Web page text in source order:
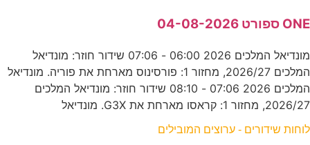
ONE ספורט 04-08-2026
מונדיאל המלכים 2026 06:00 - 07:06 שידור חוזר: מונדיאל
המלכים 2026/27, מחזור 1: פורסינוס מארחת את פוריה. מונדיאל
המלכים 2026 07:06 - 08:10 שידור חוזר: מונדיאל המלכים
2026/27, מחזור 1: קראסו מארחת את G3X. מונדיאל
לוחות שידורים - ערוצים המובילים